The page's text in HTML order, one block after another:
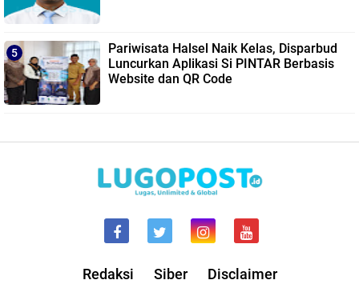
Pariwisata Halsel Naik Kelas, Disparbud
Luncurkan Aplikasi Si PINTAR Berbasis
Website dan QR Code
Redaksi Siber Disclaimer